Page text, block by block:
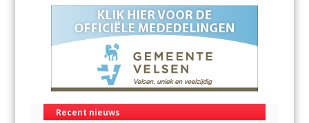
Recent nieuws